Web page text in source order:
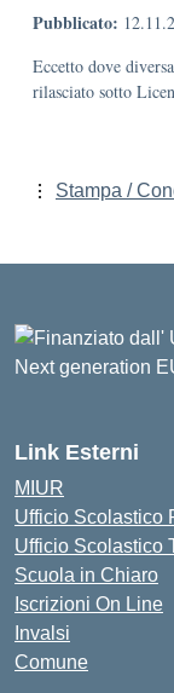
Pubblicato:
Eccetto dove
rilasciato sotto
Stampa /
Link Esterni
MIUR
Ufficio Scolastico
Ufficio Scolastico
Scuola in Chiaro
Iscrizioni On Line
Invalsi
Comune